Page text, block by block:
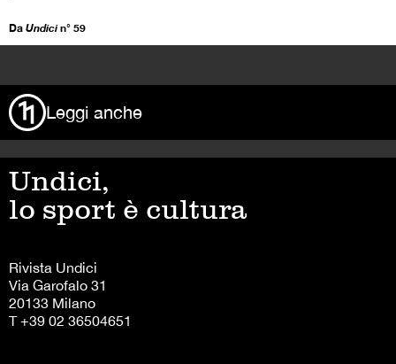
Da Undicin° 59
Leggi anche
Undici,
lo sport è cultura
Rivista Undici
Via Garofalo 31
20133 Milano
T +39 02 36504651